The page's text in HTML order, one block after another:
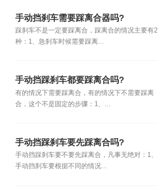
手动挡刹车需要踩离合器吗?
踩刹车不是一定要踩离合，踩离合的情况主要有2
种：1、急刹车时候需要踩离...
手动挡踩刹车都要踩离合吗?
有的情况下需要踩离合，有的情况下不需要踩离
合，这个不是固定的步骤：1、...
手动挡踩刹车要先踩离合吗?
手动挡踩刹车要不要先踩离合，凡事无绝对：1、
手动挡刹车要根据不同的情况...